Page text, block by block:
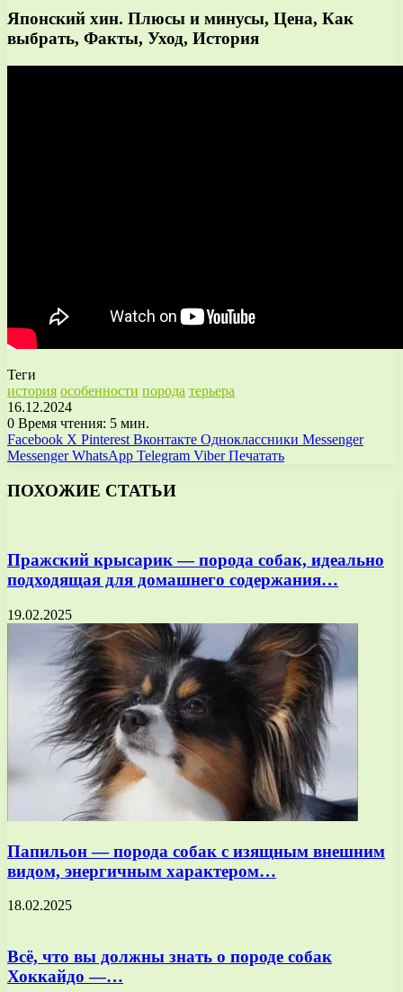
Японский хин. Плюсы и минусы, Цена, Как
выбрать, Факты, Уход, История
Теги
история особенности порода терьера
16.12.2024
0 Время чтения: 5 мин.
Facebook X Pinterest Вконтакте Одноклассники Messenger
Messenger WhatsApp Telegram Viber Печатать
ПОХОЖИЕ СТАТЬИ
Пражский крысарик — порода собак, идеально
подходящая для домашнего содержания…
19.02.2025
Папильон — порода собак с изящным внешним
видом, энергичным характером…
18.02.2025
Всё, что вы должны знать о породе собак
Хоккайдо —…